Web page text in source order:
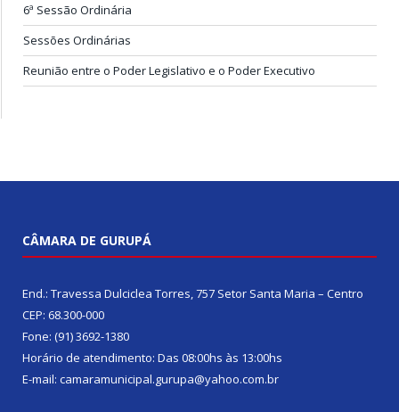
6ª Sessão Ordinária
Sessões Ordinárias
Reunião entre o Poder Legislativo e o Poder Executivo
CÂMARA DE GURUPÁ
End.: Travessa Dulciclea Torres, 757 Setor Santa Maria – Centro
CEP: 68.300-000
Fone: (91) 3692-1380
Horário de atendimento: Das 08:00hs às 13:00hs
E-mail: camaramunicipal.gurupa@yahoo.com.br